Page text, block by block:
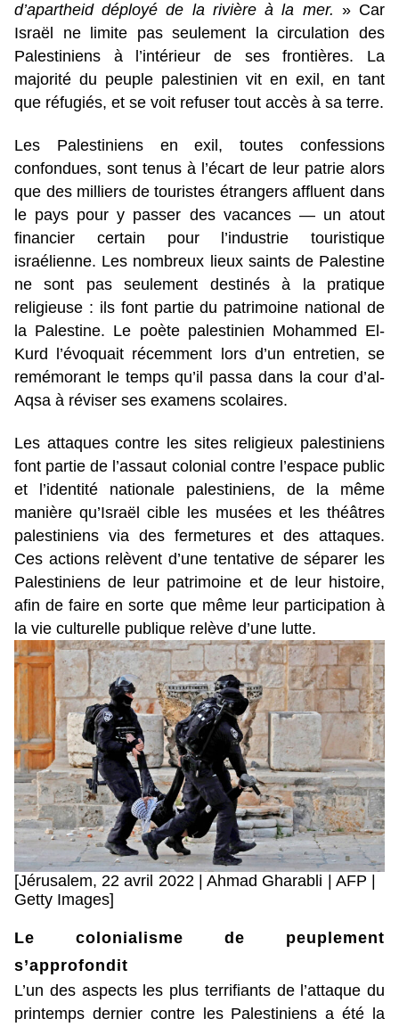
d’apartheid déployé de la rivière à la mer. » Car
Israël ne limite pas seulement la circulation des
Palestiniens à l’intérieur de ses frontières. La
majorité du peuple palestinien vit en exil, en tant
que réfugiés, et se voit refuser tout accès à sa terre.
Les Palestiniens en exil, toutes confessions
confondues, sont tenus à l’écart de leur patrie alors
que des milliers de touristes étrangers affluent dans
le pays pour y passer des vacances — un atout
financier certain pour l’industrie touristique
israélienne. Les nombreux lieux saints de Palestine
ne sont pas seulement destinés à la pratique
religieuse : ils font partie du patrimoine national de
la Palestine. Le poète palestinien Mohammed El-
Kurd l’évoquait récemment lors d’un entretien, se
remémorant le temps qu’il passa dans la cour d’al-
Aqsa à réviser ses examens scolaires.
Les attaques contre les sites religieux palestiniens
font partie de l’assaut colonial contre l’espace public
et l’identité nationale palestiniens, de la même
manière qu’Israël cible les musées et les théâtres
palestiniens via des fermetures et des attaques.
Ces actions relèvent d’une tentative de séparer les
Palestiniens de leur patrimoine et de leur histoire,
afin de faire en sorte que même leur participation à
la vie culturelle publique relève d’une lutte.
[Jérusalem, 22 avril 2022 | Ahmad Gharabli | AFP |
Getty Images]
Le colonialisme de peuplement
s’approfondit
L’un des aspects les plus terrifiants de l’attaque du
printemps dernier contre les Palestiniens a été la